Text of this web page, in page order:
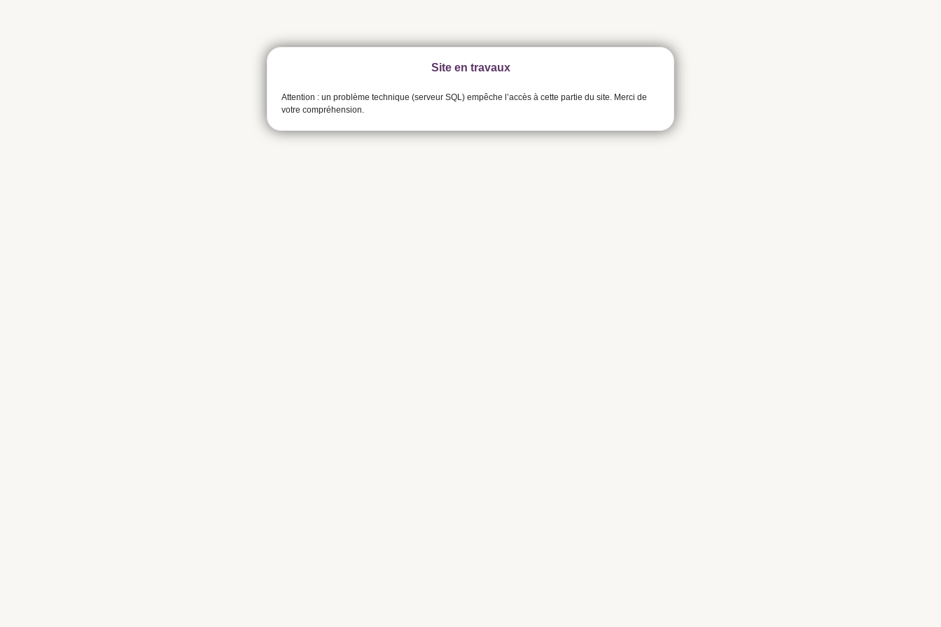
Site en travaux
Attention : un problème technique (serveur SQL) empêche l’accès à cette partie du site. Merci de
votre compréhension.